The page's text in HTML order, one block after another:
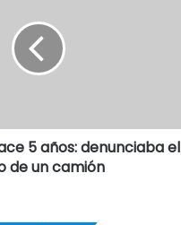
5 años: denunciaba el
de un camión